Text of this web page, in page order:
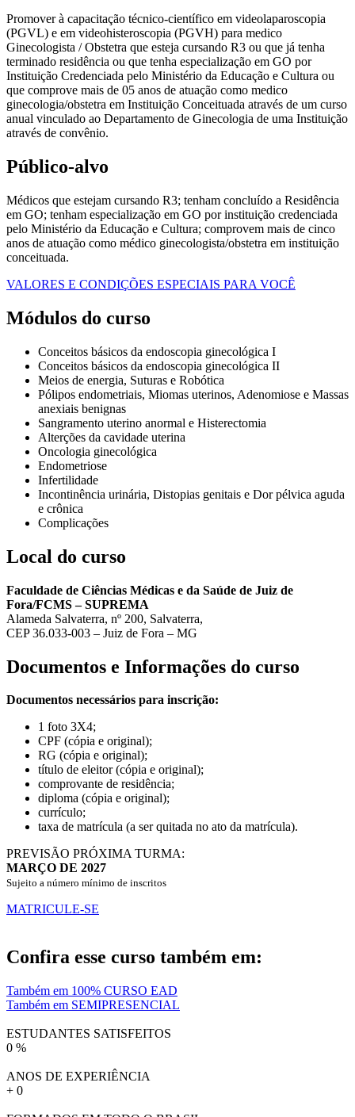
Promover à capacitação técnico-científico em videolaparoscopia
(PGVL) e em videohisteroscopia (PGVH) para medico
Ginecologista / Obstetra que esteja cursando R3 ou que já tenha
terminado residência ou que tenha especialização em GO por
Instituição Credenciada pelo Ministério da Educação e Cultura ou
que comprove mais de 05 anos de atuação como medico
ginecologia/obstetra em Instituição Conceituada através de um curso
anual vinculado ao Departamento de Ginecologia de uma Instituição
através de convênio.
Público-alvo
Médicos que estejam cursando R3; tenham concluído a Residência
em GO; tenham especialização em GO por instituição credenciada
pelo Ministério da Educação e Cultura; comprovem mais de cinco
anos de atuação como médico ginecologista/obstetra em instituição
conceituada.
VALORES E CONDIÇÕES ESPECIAIS PARA VOCÊ
Módulos do curso
Conceitos básicos da endoscopia ginecológica I
Conceitos básicos da endoscopia ginecológica II
Meios de energia, Suturas e Robótica
Pólipos endometriais, Miomas uterinos, Adenomiose e Massas
anexiais benignas
Sangramento uterino anormal e Histerectomia
Alterções da cavidade uterina
Oncologia ginecológica
Endometriose
Infertilidade
Incontinência urinária, Distopias genitais e Dor pélvica aguda
e crônica
Complicações
Local do curso
Faculdade de Ciências Médicas e da Saúde de Juiz de
Fora/FCMS – SUPREMA
Alameda Salvaterra, nº 200, Salvaterra,
CEP 36.033-003 – Juiz de Fora – MG
Documentos e Informações do curso
Documentos necessários para inscrição:
1 foto 3X4;
CPF (cópia e original);
RG (cópia e original);
título de eleitor (cópia e original);
comprovante de residência;
diploma (cópia e original);
currículo;
taxa de matrícula (a ser quitada no ato da matrícula).
PREVISÃO PRÓXIMA TURMA:
MARÇO DE 2027
Sujeito a número mínimo de inscritos
MATRICULE-SE
Confira esse curso também em:
Também em 100% CURSO EAD
Também em SEMIPRESENCIAL
ESTUDANTES SATISFEITOS
0 %
ANOS DE EXPERIÊNCIA
+ 0